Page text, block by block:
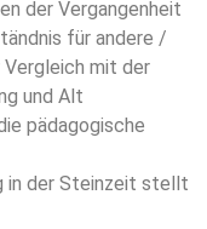
der Vergangenheit
für andere /
Vergleich mit der
und Alt
pädagogische
in der Steinzeit stellt